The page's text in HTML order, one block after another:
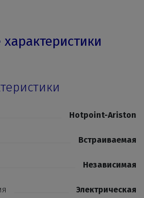
Hotpoint-Ariston
Встраиваемая
Независимая
Электрическая